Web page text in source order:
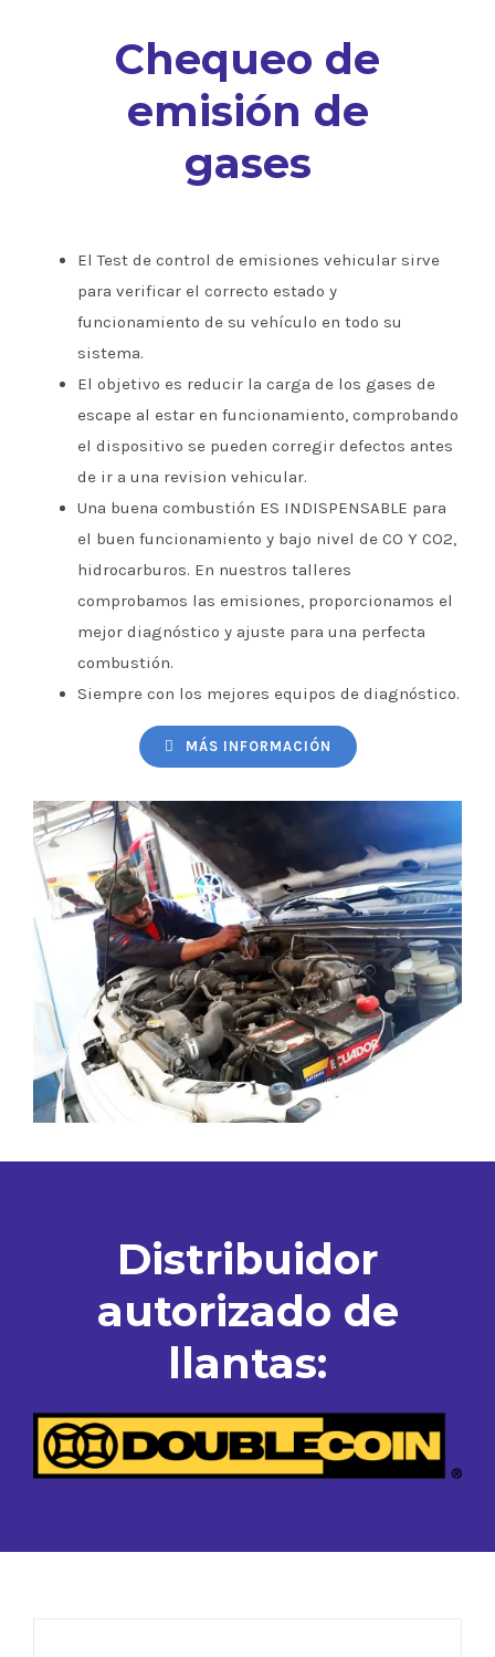
Chequeo de
emisión de
gases
El Test de control de emisiones vehicular sirve
para verificar el correcto estado y
funcionamiento de su vehículo en todo su
sistema.
El objetivo es reducir la carga de los gases de
escape al estar en funcionamiento, comprobando
el dispositivo se pueden corregir defectos antes
de ir a una revision vehicular.
Una buena combustión ES INDISPENSABLE para
el buen funcionamiento y bajo nivel de CO Y CO2,
hidrocarburos. En nuestros talleres
comprobamos las emisiones, proporcionamos el
mejor diagnóstico y ajuste para una perfecta
combustión.
Siempre con los mejores equipos de diagnóstico.
MÁS INFORMACIÓN
Distribuidor
autorizado de
llantas: